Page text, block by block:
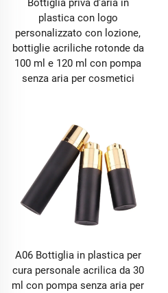
plastica con logo
personalizzato con lozione,
bottiglie acriliche rotonde da
100 ml e 120 ml con pompa
senza aria per cosmetici
A06 Bottiglia in plastica per
cura personale acrilica da 30
ml con pompa senza aria per